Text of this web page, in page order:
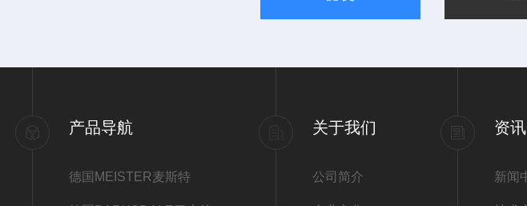
产品导航
德国MEISTER麦斯特
关于我们
公司简介
资
新闻